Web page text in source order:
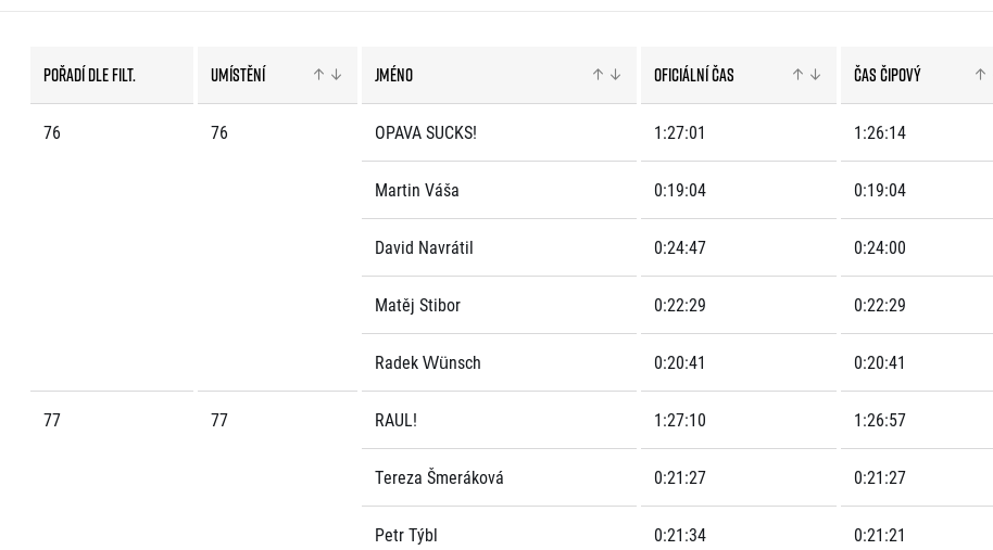
EuroHeroes Challenge 2023
Systém bodování
O Napoli Running
Projekt RunCzech Halfs
RunCzech Kings & Queens
dm rodinná míle
Running Doctors
Běžím pro stromy
Aktuality
Poznámky pro editory
RunCzech
All Runners Are Beautiful
RunCzech Racing
Ekofilozofie
Pořadí dle filt. Umístění Jméno Oficiální čas Čas čipový
76 76 OPAVA SUCKS! 1:27:01 1:26:14
Martin Váša 0:19:04 0:19:04
David Navrátil 0:24:47 0:24:00
Matěj Stibor 0:22:29 0:22:29
Radek Wünsch 0:20:41 0:20:41
77 77 RAUL! 1:27:10 1:26:57
Tereza Šmeráková 0:21:27 0:21:27
Petr Týbl 0:21:34 0:21:21